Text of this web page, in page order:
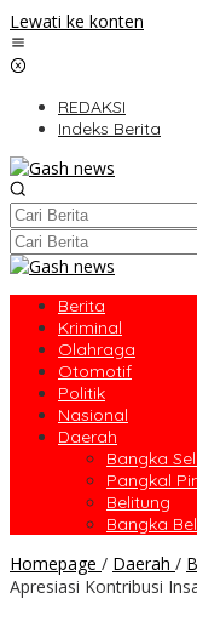
Lewati ke konten
REDAKSI
Indeks Berita
Berita
Kriminal
Olahraga
Otomotif
Politik
Nasional
Daerah
Bangka
Pangkal
Belitung
Bangka
Homepage / Daerah /
Apresiasi Kontribusi